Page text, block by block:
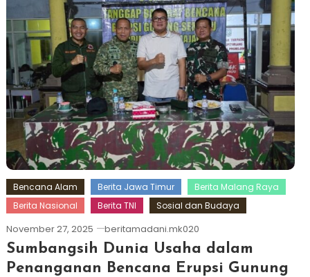
Bencana Alam Berita Jawa Timur
Berita Malang Raya
Berita Nasional
Berita TNI Sosial dan Budaya
November 27, 2025 beritamadani.mk020
Sumbangsih Dunia Usaha dalam
Penanganan Bencana Erupsi Gunung